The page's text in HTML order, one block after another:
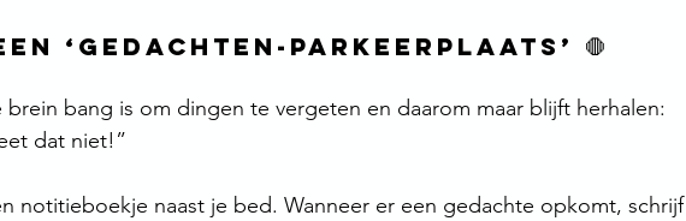
‘Gedachten-parkeerplaats’ 🛑
brein bang is om dingen te vergeten en daarom maar blijft herhalen:
dat niet!”
notitieboekje naast je bed. Wanneer er een gedachte opkomt, schrijf